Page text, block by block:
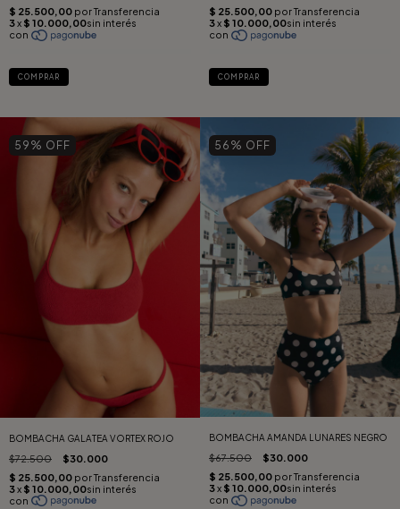
COMPRAR COMPRAR
59 % OFF
BOMBACHA GALATEA VORTEX ROJO
$72.500 $30.000
56 % OFF
BOMBACHA AMANDA LUNARES NEGRO
$67.500 $30.000